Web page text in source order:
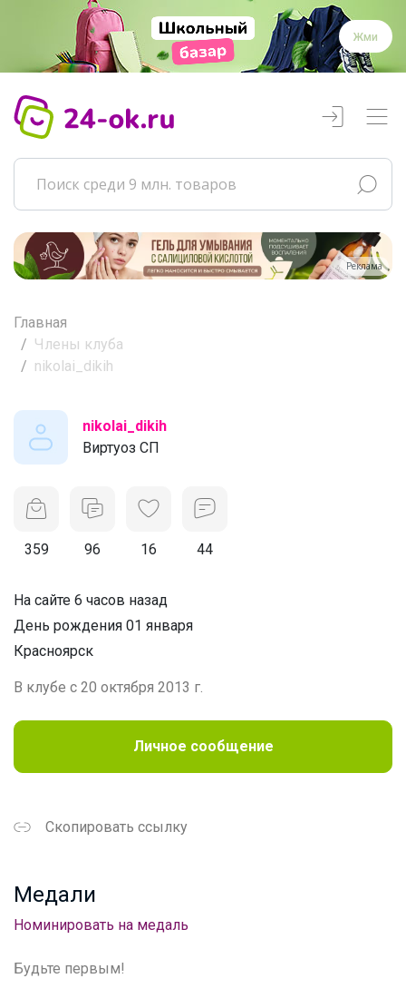
Жми
Реклама
Главная
Члены клуба
nikolai_dikih
nikolai_dikih
Виртуоз СП
359 96 16 44
На сайте 6 часов назад
День рождения 01 января
Красноярск
В клубе с 20 октября 2013 г.
Личное сообщение
Скопировать ссылку
Медали
Номинировать на медаль
Будьте первым!